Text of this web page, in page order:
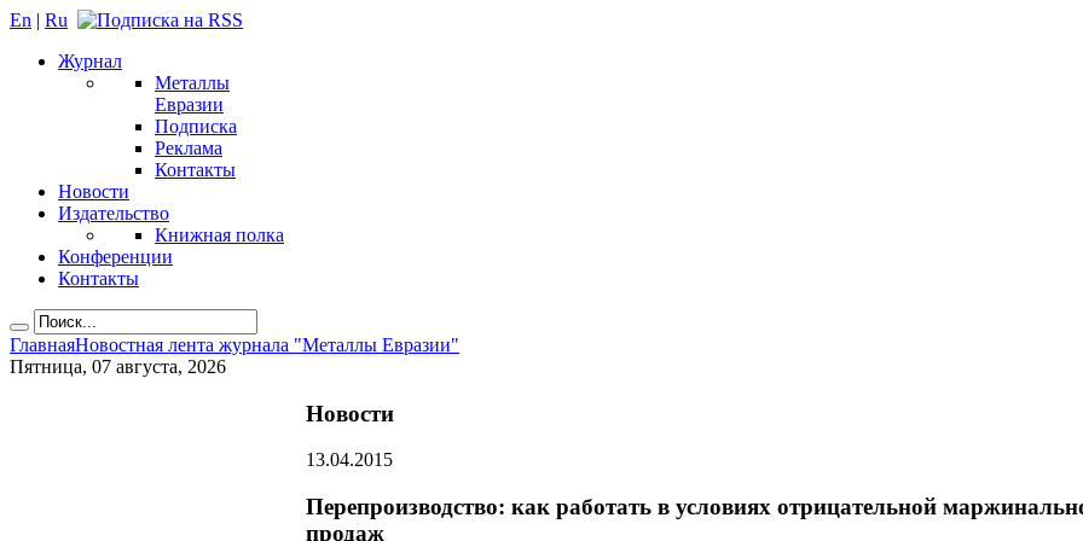
En | Ru
Журнал
Металлы
Евразии
Подписка
Реклама
Контакты
Новости
Издательство
Книжная полка
Конференции
Контакты
ГлавнаяНовостная лента журнала "Металлы Евразии"
Пятница, 07 августа, 2026
Новости
13.04.2015
Перепроизводство: как работать в условиях отрицательной
продаж